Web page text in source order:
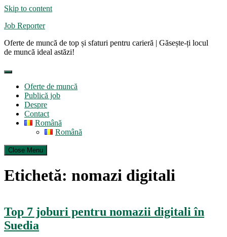
Skip to content
Job Reporter
Oferte de muncă de top și sfaturi pentru carieră | Găsește-ți locul
de muncă ideal astăzi!
Oferte de muncă
Publică job
Despre
Contact
Română
Română
Close Menu
Etichetă: nomazi digitali
Top 7 joburi pentru nomazii digitali în
Suedia